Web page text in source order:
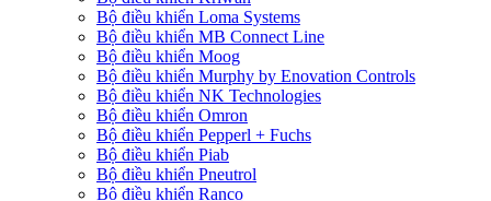
Bộ điều khiển Loma Systems
Bộ điều khiển MB Connect Line
Bộ điều khiển Moog
Bộ điều khiển Murphy by Enovation Controls
Bộ điều khiển NK Technologies
Bộ điều khiển Omron
Bộ điều khiển Pepperl + Fuchs
Bộ điều khiển Piab
Bộ điều khiển Pneutrol
Bộ điều khiển Ranco